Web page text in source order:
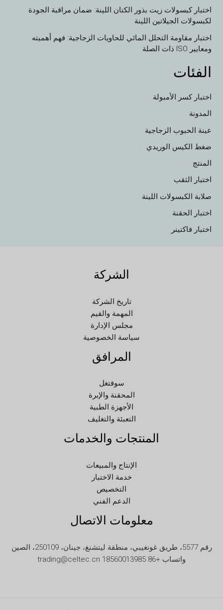
اختبار كبسولات زيت بذور الكتان اللينة: ضمان مراقبة الجودة
لكبسولات الجيلاتين اللينة
اختبار مقاومة التحلل المائي للحاويات الزجاجية: فهم أهميته
ومعايير ISO ذات الصلة
الفئات
اختبار كسر الأمبولة
المدونة
عينة الحبوب الزجاجية
ضغط الكيس الوريدي
المنتج
اختبار الثقب
صلابة الكبسولات اللينة
اختبار الحقنة
اختبار فاكتينر
الشركة
تاريخ الشركة
المهمة والقيم
مجلس الإدارة
سياسة الخصوصية
المرافق
سوفتغل
المحقنة والإبرة
الأجهزة الطبية
التعبئة والتغليف
المنتجات والخدمات
الإنتاج والمبيعات
خدمة الاختبار
التخصيص
الدعم الفني
معلومات الاتصال
رقم 5577، طريق غونغيبي، منطقة ليتشنغ، جينان، 250109، الصين
واتساب +86 18560013985 trading@celtec.cn
EL